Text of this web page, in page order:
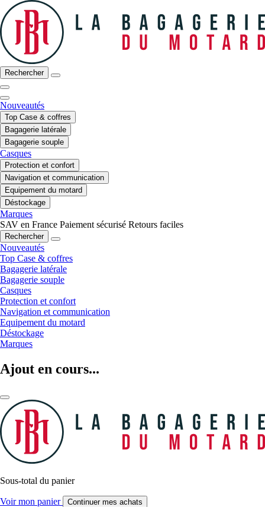
Rechercher
Nouveautés
Top Case & coffres
Bagagerie latérale
Bagagerie souple
Casques
Protection et confort
Navigation et communication
Equipement du motard
Déstockage
Marques
SAV en France Paiement sécurisé Retours faciles
Rechercher
Nouveautés
Top Case & coffres
Bagagerie latérale
Bagagerie souple
Casques
Protection et confort
Navigation et communication
Equipement du motard
Déstockage
Marques
Ajout en cours...
Sous-total du panier
Voir mon panier Continuer mes achats